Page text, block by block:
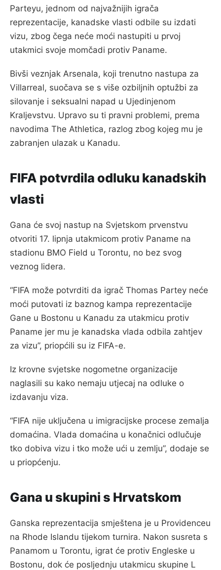
Parteyu, jednom od najvažnijih igrača
reprezentacije, kanadske vlasti odbile su izdati
vizu, zbog čega neće moći nastupiti u prvoj
utakmici svoje momčadi protiv Paname.
Bivši veznjak Arsenala, koji trenutno nastupa za
Villarreal, suočava se s više ozbiljnih optužbi za
silovanje i seksualni napad u Ujedinjenom
Kraljevstvu. Upravo su ti pravni problemi, prema
navodima The Athletica, razlog zbog kojeg mu je
zabranjen ulazak u Kanadu.
FIFA potvrdila odluku kanadskih
vlasti
Gana će svoj nastup na Svjetskom prvenstvu
otvoriti 17. lipnja utakmicom protiv Paname na
stadionu BMO Field u Torontu, no bez svog
veznog lidera.
“FIFA može potvrditi da igrač Thomas Partey neće
moći putovati iz baznog kampa reprezentacije
Gane u Bostonu u Kanadu za utakmicu protiv
Paname jer mu je kanadska vlada odbila zahtjev
za vizu”, priopćili su iz FIFA-e.
Iz krovne svjetske nogometne organizacije
naglasili su kako nemaju utjecaj na odluke o
izdavanju viza.
“FIFA nije uključena u imigracijske procese zemalja
domaćina. Vlada domaćina u konačnici odlučuje
tko dobiva vizu i tko može ući u zemlju”, dodaje se
u priopćenju.
Gana u skupini s Hrvatskom
Ganska reprezentacija smještena je u Providenceu
na Rhode Islandu tijekom turnira. Nakon susreta s
Panamom u Torontu, igrat će protiv Engleske u
Bostonu, dok će posljednju utakmicu skupine L